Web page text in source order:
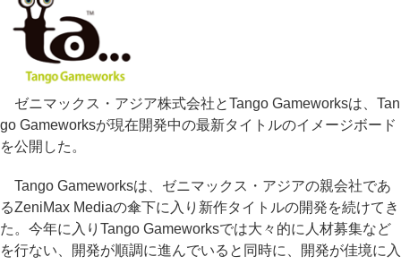
ゼニマックス・アジア株式会社とTango Gameworksは、Tan
go Gameworksが現在開発中の最新タイトルのイメージボード
を公開した。
Tango Gameworksは、ゼニマックス・アジアの親会社であ
るZeniMax Mediaの傘下に入り新作タイトルの開発を続けてき
た。今年に入りTango Gameworksでは大々的に人材募集など
を行ない、開発が順調に進んでいると同時に、開発が佳境に入